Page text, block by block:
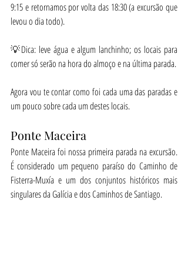
9:15 e retornamos por volta das 18:30 (a excursão que
levou o dia todo).
💡Dica: leve água e algum lanchinho; os locais para
comer só serão na hora do almoço e na última parada.
Agora vou te contar como foi cada uma das paradas e
um pouco sobre cada um destes locais.
Ponte Maceira
Ponte Maceira foi nossa primeira parada na excursão.
É considerado um pequeno paraíso do Caminho de
Fisterra-Muxía e um dos conjuntos históricos mais
singulares da Galícia e dos Caminhos de Santiago.